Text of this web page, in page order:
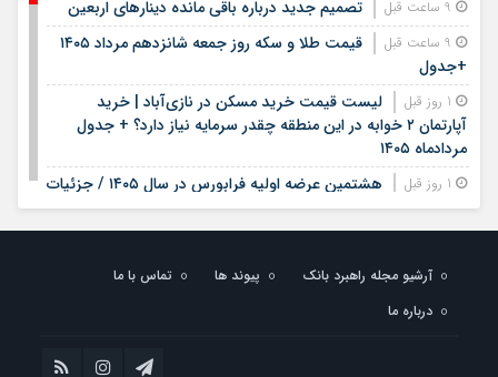
تصمیم جدید درباره باقی مانده دینارهای اربعین
قیمت طلا و سکه روز جمعه شانزدهم مرداد ۱۴۰۵
+جدول
لیست قیمت خرید مسکن در نازی‌آباد | خرید
آپارتمان ۲ خوابه در این منطقه چقدر سرمایه نیاز دارد؟ + جدول
مردادماه ۱۴۰۵
هشتمین عرضه اولیه فرابورس در سال ۱۴۰۵ / جزئیات
عرضه سهام اعلام شد
اجاره آپارتمان در این منطقه چقدر بودجه نیاز دارد؟ + جدول
مردادماه ۱۴۰۵
آرشیو مجله راهبرد بانک پیوند ها
تماس با ما
درباره ما